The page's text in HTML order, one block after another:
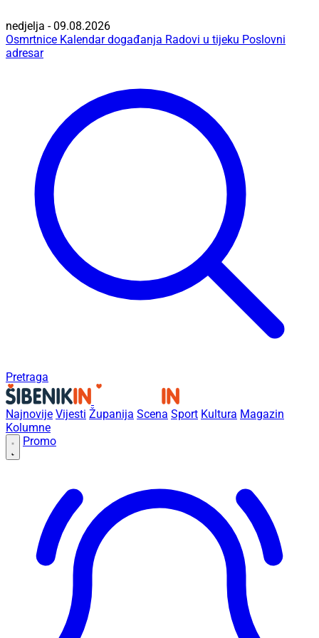
nedjelja - 09.08.2026
Osmrtnice Kalendar događanja Radovi u tijeku Poslovni
adresar
Pretraga
Najnovije Vijesti Županija Scena Sport Kultura Magazin
Kolumne
Promo